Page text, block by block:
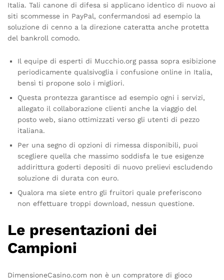
Italia. Tali canone di difesa si applicano identico di nuovo ai
siti scommesse in PayPal, confermandosi ad esempio la
soluzione di cenno a la direzione cateratta anche protetta
del bankroll comodo.
Il equipe di esperti di Mucchio.org passa sopra esibizione
periodicamente qualsivoglia i confusione online in Italia,
bensì ti propone solo i migliori.
Questa prontezza garantisce ad esempio ogni i servizi,
allegato il collaborazione clienti anche la viaggio del
posto web, siano ottimizzati verso gli utenti di pezzo
italiana.
Per una segno di opzioni di rimessa disponibili, puoi
scegliere quella che massimo soddisfa le tue esigenze
addirittura goderti depositi di nuovo prelievi escludendo
soluzione di durata con euro.
Qualora ma siete entro gli fruitori quale preferiscono
non effettuare troppi download, nessun questione.
Le presentazioni dei
Campioni
DimensioneCasino.com non è un compratore di gioco